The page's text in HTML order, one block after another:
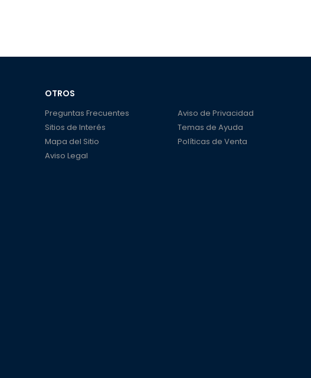
OTROS
Preguntas Frecuentes
Sitios de Interés
Mapa del Sitio
Aviso Legal
Aviso de Privacidad
Temas de Ayuda
Políticas de Venta